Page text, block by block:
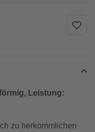
Leistung:
zu herkömmlichen